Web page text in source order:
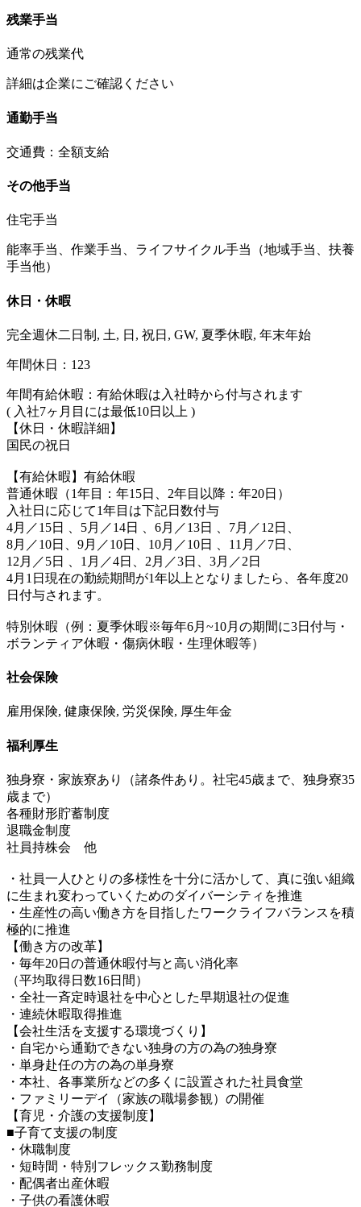
残業手当
通常の残業代
詳細は企業にご確認ください
通勤手当
交通費：全額支給
その他手当
住宅手当
能率手当、作業手当、ライフサイクル手当（地域手当、扶養
手当他）
休日・休暇
完全週休二日制, 土, 日, 祝日, GW, 夏季休暇, 年末年始
年間休日：123
年間有給休暇：有給休暇は入社時から付与されます
( 入社7ヶ月目には最低10日以上 )
【休日・休暇詳細】
国民の祝日
【有給休暇】有給休暇
普通休暇（1年目：年15日、2年目以降：年20日）
入社日に応じて1年目は下記日数付与
4月／15日 、5月／14日 、6月／13日 、7月／12日、
8月／10日、9月／10日、10月／10日 、11月／7日、
12月／5日 、1月／4日、2月／3日、3月／2日
4月1日現在の勤続期間が1年以上となりましたら、各年度20
日付与されます。
特別休暇（例：夏季休暇※毎年6月~10月の期間に3日付与・
ボランティア休暇・傷病休暇・生理休暇等）
社会保険
雇用保険, 健康保険, 労災保険, 厚生年金
福利厚生
独身寮・家族寮あり（諸条件あり。社宅45歳まで、独身寮35
歳まで）
各種財形貯蓄制度
退職金制度
社員持株会 他
・社員一人ひとりの多様性を十分に活かして、真に強い組織
に生まれ変わっていくためのダイバーシティを推進
・生産性の高い働き方を目指したワークライフバランスを積
極的に推進
【働き方の改革】
・毎年20日の普通休暇付与と高い消化率
（平均取得日数16日間）
・全社一斉定時退社を中心とした早期退社の促進
・連続休暇取得推進
【会社生活を支援する環境づくり】
・自宅から通勤できない独身の方の為の独身寮
・単身赴任の方の為の単身寮
・本社、各事業所などの多くに設置された社員食堂
・ファミリーデイ（家族の職場参観）の開催
【育児・介護の支援制度】
■子育て支援の制度
・休職制度
・短時間・特別フレックス勤務制度
・配偶者出産休暇
・子供の看護休暇